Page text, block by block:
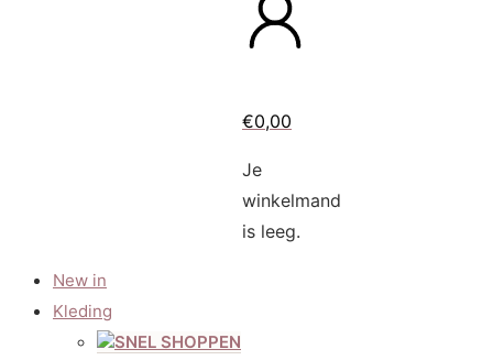
€0,00
Je
winkelmand
is leeg.
New in
Kleding
SNEL SHOPPEN